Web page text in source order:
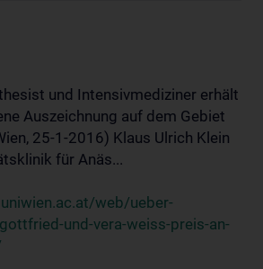
und Intensivmediziner erhält
Auszeichnung auf dem Gebiet
25-1-2016) Klaus Ulrich Klein
für Anäs...
web/ueber-
und-vera-weiss-preis-an-